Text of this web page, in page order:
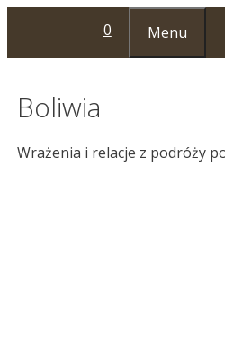
treści
0 Menu
Boliwia
Wrażenia i relacje z podróży